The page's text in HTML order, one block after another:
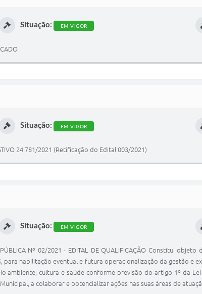
Situação: EM VIGOR
Situação: EM VIGOR
24.781/2021 (Retificação do Edital 003/2021)
Situação: EM VIGOR
PÚBLICA Nº 02/2021 - EDITAL DE QUALIFICAÇÃO Constitui
para habilitação eventual e futura operacionalização da gestão e
ambiente, cultura e saúde conforme previsão do artigo 1º da
a colaborar e potencializar ações nas suas áreas de